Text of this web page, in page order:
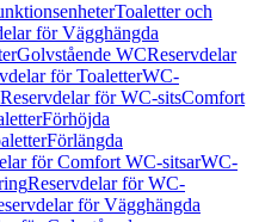
Toaletter och
för Vägghängda
Golvstående WCReservdelar
för ToaletterWC-
Reservdelar för WC-sitsComfort
Förhöjda
Förlängda
för Comfort WC-sitsarWC-
Reservdelar för WC-
för Vägghängda